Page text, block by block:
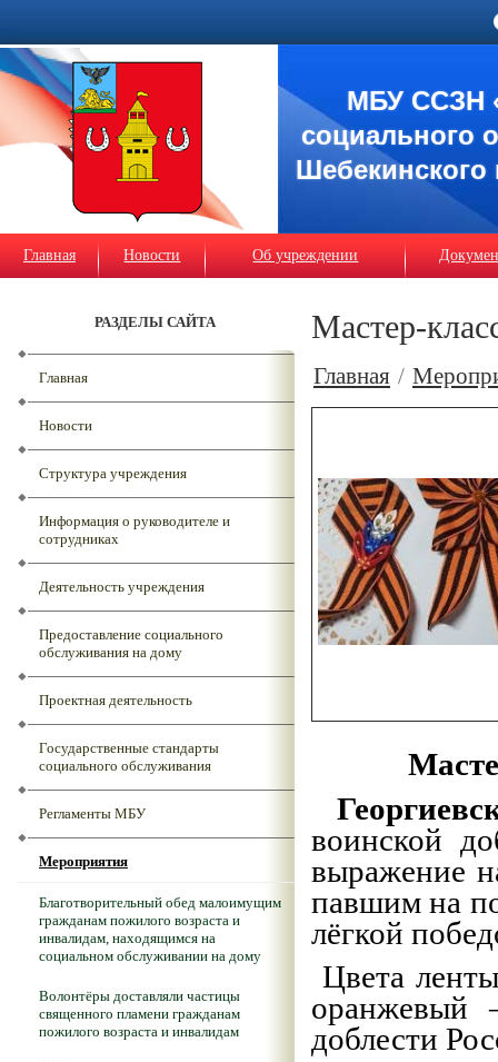
МБУ ССЗН
социального
Шебекинского
Главная Новости Об учреждении
РАЗДЕЛЫ САЙТА
Главная
Новости
Структура учреждения
Информация о руководителе и
сотрудниках
Деятельность учреждения
Предоставление социального
обслуживания на дому
Проектная деятельность
Государственные стандарты
социального обслуживания
Регламенты МБУ
Мероприятия
Благотворительный обед малоимущим
гражданам пожилого возраста и
инвалидам, находящимся на
социальном обслуживании на дому
Волонтёры доставляли частицы
священного пламени гражданам
пожилого возраста и инвалидам
Мастер-
Главная /
воинской
выражение
павшим на
лёгкой
Цвета
оранжевый
доблести